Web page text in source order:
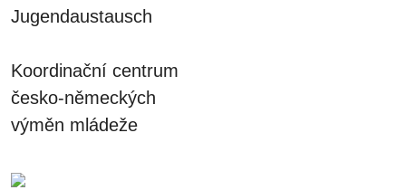
Jugendaustausch
Koordinační centrum
česko-německých
výměn mládeže